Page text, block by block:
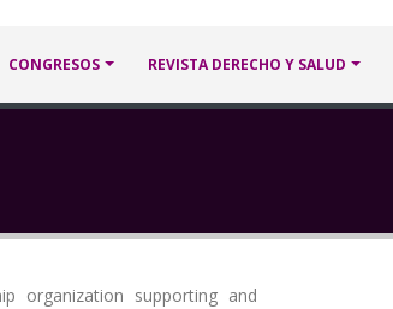
CONGRESOS REVISTA DERECHO Y SALUD
organization supporting and